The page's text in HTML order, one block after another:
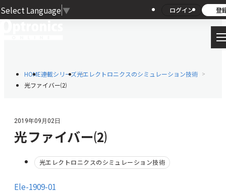
Select Language ▼ ログイン 登
HOME連載シリーズ光エレクトロニクスのシミュレーション技術
光ファイバー⑵
2019年09月02日
光ファイバー⑵
光エレクトロニクスのシミュレーション技術
Ele-1909-01